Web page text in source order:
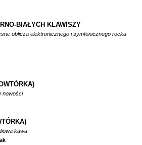
BIAŁYCH KLAWISZY
oblicza elektronicznego i symfonicznego rocka
nowości
kawa